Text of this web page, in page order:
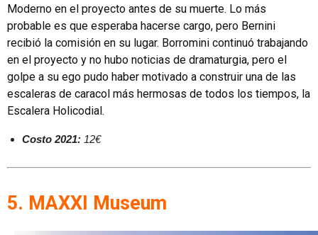
Moderno en el proyecto antes de su muerte. Lo más
probable es que esperaba hacerse cargo, pero Bernini
recibió la comisión en su lugar. Borromini continuó trabajando
en el proyecto y no hubo noticias de dramaturgia, pero el
golpe a su ego pudo haber motivado a construir una de las
escaleras de caracol más hermosas de todos los tiempos, la
Escalera Holicodial.
Costo 2021: 12€
5. MAXXI Museum